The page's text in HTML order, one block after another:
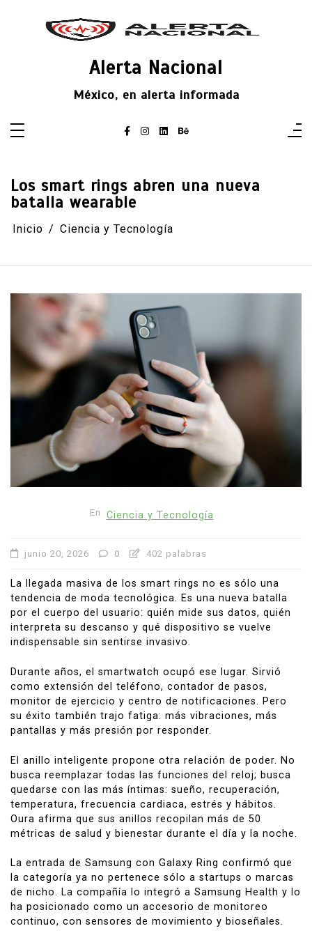
Alerta Nacional
México, en alerta informada
Los smart rings abren una nueva
batalla wearable
Inicio Ciencia y Tecnología
En Ciencia y Tecnología
junio 20, 2026 0 402 palabras
La llegada masiva de los smart rings no es sólo una
tendencia de moda tecnológica. Es una nueva batalla
por el cuerpo del usuario: quién mide sus datos, quién
interpreta su descanso y qué dispositivo se vuelve
indispensable sin sentirse invasivo.
Durante años, el smartwatch ocupó ese lugar. Sirvió
como extensión del teléfono, contador de pasos,
monitor de ejercicio y centro de notificaciones. Pero
su éxito también trajo fatiga: más vibraciones, más
pantallas y más presión por responder.
El anillo inteligente propone otra relación de poder. No
busca reemplazar todas las funciones del reloj; busca
quedarse con las más íntimas: sueño, recuperación,
temperatura, frecuencia cardiaca, estrés y hábitos.
Oura afirma que sus anillos recopilan más de 50
métricas de salud y bienestar durante el día y la noche.
La entrada de Samsung con Galaxy Ring confirmó que
la categoría ya no pertenece sólo a startups o marcas
de nicho. La compañía lo integró a Samsung Health y lo
ha posicionado como un accesorio de monitoreo
continuo, con sensores de movimiento y bioseñales.